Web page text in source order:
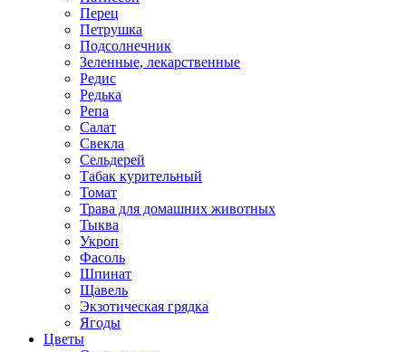
Перец
Петрушка
Подсолнечник
Зеленные, лекарственные
Редис
Редька
Репа
Салат
Свекла
Сельдерей
Табак курительный
Томат
Трава для домашних животных
Тыква
Укроп
Фасоль
Шпинат
Щавель
Экзотическая грядка
Ягоды
Цветы